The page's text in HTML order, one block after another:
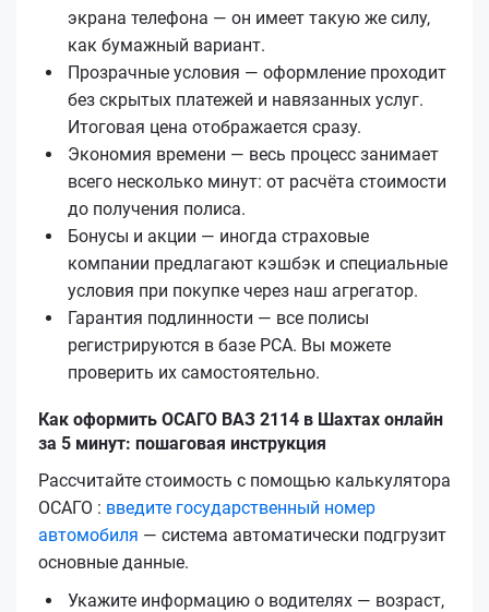
экрана телефона — он имеет такую же силу,
как бумажный вариант.
Прозрачные условия — оформление проходит
без скрытых платежей и навязанных услуг.
Итоговая цена отображается сразу.
Экономия времени — весь процесс занимает
всего несколько минут: от расчёта стоимости
до получения полиса.
Бонусы и акции — иногда страховые
компании предлагают кэшбэк и специальные
условия при покупке через наш агрегатор.
Гарантия подлинности — все полисы
регистрируются в базе РСА. Вы можете
проверить их самостоятельно.
Как оформить ОСАГО ВАЗ 2114 в Шахтах онлайн
за 5 минут: пошаговая инструкция
Рассчитайте стоимость с помощью калькулятора
ОСАГО : введите государственный номер
автомобиля — система автоматически подгрузит
основные данные.
Укажите информацию о водителях — возраст,